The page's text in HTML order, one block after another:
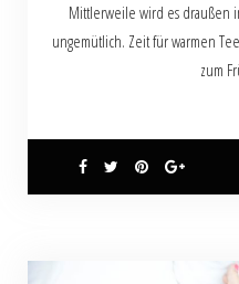
Mittlerweile wird es draußen
ungemütlich. Zeit für warmen
zum